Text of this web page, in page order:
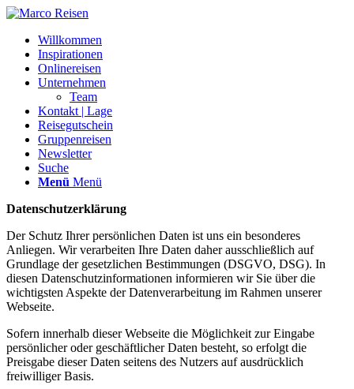
Willkommen
Inspirationen
Onlinereisen
Unternehmen
Team
Kontakt | Lage
Reisegutschein
Gruppenreisen
Newsletter
Suche
Menü Menü
Datenschutzerklärung
Der Schutz Ihrer persönlichen Daten ist uns ein besonderes
Anliegen. Wir verarbeiten Ihre Daten daher ausschließlich auf
Grundlage der gesetzlichen Bestimmungen (DSGVO, DSG). In
diesen Datenschutzinformationen informieren wir Sie über die
wichtigsten Aspekte der Datenverarbeitung im Rahmen unserer
Webseite.
Sofern innerhalb dieser Webseite die Möglichkeit zur Eingabe
persönlicher oder geschäftlicher Daten besteht, so erfolgt die
Preisgabe dieser Daten seitens des Nutzers auf ausdrücklich
freiwilliger Basis.